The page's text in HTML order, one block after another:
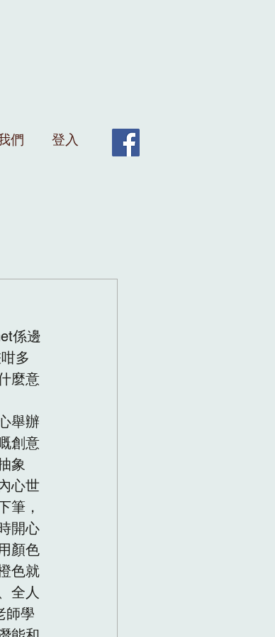
們 登入
係邊
多
麼意
舉辦
創意
象
心世
筆，
開心
顏色
色就
全人
師學